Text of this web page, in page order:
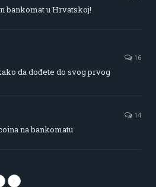
bankomat u Hrvatskoj!
16
da dođete do svog prvog
14
na bankomatu